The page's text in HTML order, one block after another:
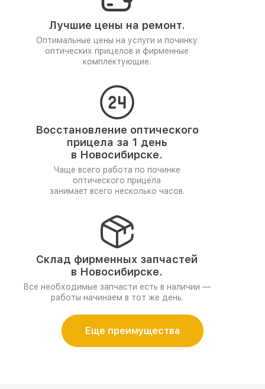
Лучшие цены на ремонт.
Оптимальные цены на услуги и починку
оптических прицелов и фирменные
комплектующие.
Восстановление оптического
прицела за 1 день
в Новосибирске.
Чаще всего работа по починке
оптического прицела
занимает всего несколько часов.
Склад фирменных запчастей
в Новосибирске.
Все необходимые запчасти есть в наличии —
работы начинаем в тот же день.
Еще преимущества